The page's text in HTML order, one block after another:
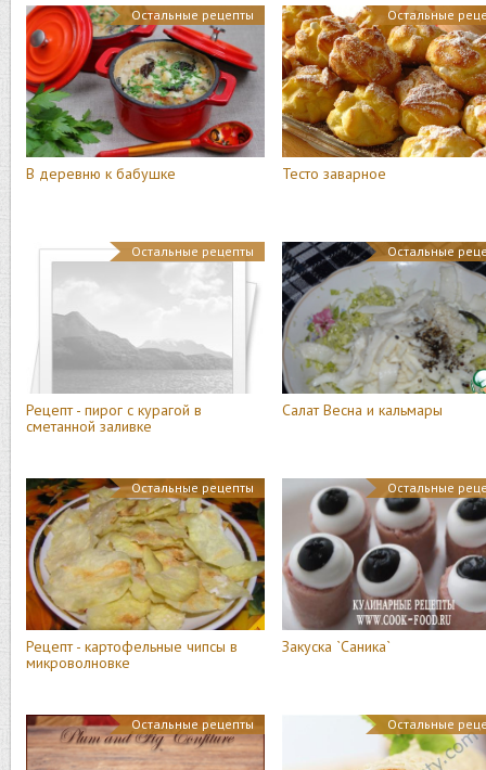
Остальные рецепты
В деревню к бабушке
Остальные
Тесто заварное
Остальные рецепты
Рецепт - пирог с курагой в
сметанной заливке
Остальные
Салат Весна и кальмары
Остальные рецепты
Рецепт - картофельные чипсы в
микроволновке
Остальные
Закуска `Саника`
Остальные рецепты Остальные